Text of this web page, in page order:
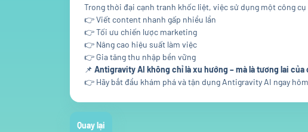
Trong thời đại cạnh tranh khốc liệt, việc sử dụng một công
👉 Viết content nhanh gấp nhiều lần
👉 Tối ưu chiến lược marketing
👉 Nâng cao hiệu suất làm việc
👉 Gia tăng thu nhập bền vững
📌 Antigravity AI không chỉ là xu hướng – mà là tương lai
👉 Hãy bắt đầu khám phá và tận dụng Antigravity AI ngay
Quay lại